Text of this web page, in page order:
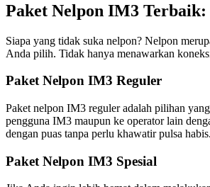
Paket Nelpon IM3
Siapa yang tidak suka nelpon? Nelpon
Anda pilih. Tidak hanya menawarkan
Paket Nelpon IM3 Reguler
Paket nelpon IM3 reguler adalah pilihan
pengguna IM3 maupun ke operator lain
dengan puas tanpa perlu khawatir pulsa habis.
Paket Nelpon IM3 Spesial